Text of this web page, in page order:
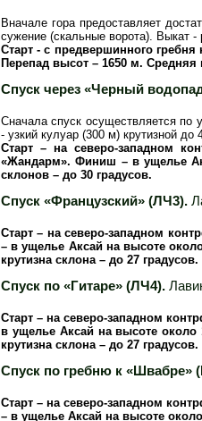
Вначале гора предоставляет
сужение (скальные ворота). Выкат -
Старт - с предвершинного
Перепад высот – 1650 м. Средняя
Спуск через «Черный
Сначала спуск осуществляется по
- узкий кулуар (300 м) крутизной
Старт – на северо-западном
«Жандарм». Финиш – в ущелье
склонов – до 30 градусов.
Спуск «Французский» (ЛЧ3).
Старт – на северо-западном
– в ущелье Аксай на высоте
крутизна склона – до 27 градусов.
Спуск по «Гитаре» (ЛЧ4).
Старт – на северо-западном
в ущелье Аксай на высоте
крутизна склона – до 27 градусов.
Спуск по гребню к «Швабре»
Старт – на северо-западном
– в ущелье Аксай на высоте